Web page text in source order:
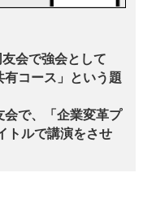
会で強会として
コース」という題
で、「企業変革プ
トルで講演をさせ